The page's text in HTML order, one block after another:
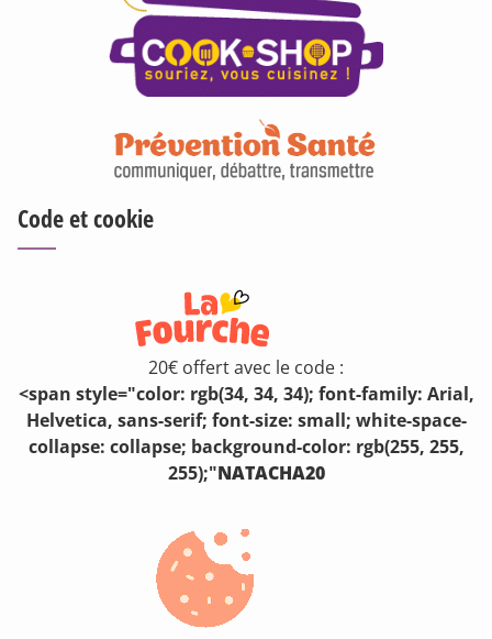
Code et cookie
20€ offert avec le code :
<span style="color: rgb(34, 34, 34); font-family: Arial,
Helvetica, sans-serif; font-size: small; white-space-
collapse: collapse; background-color: rgb(255, 255,
255);"NATACHA20